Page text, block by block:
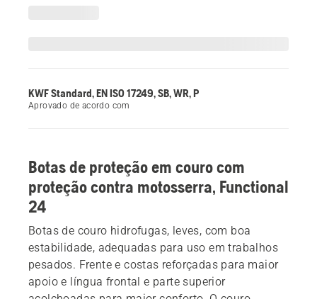
KWF Standard, EN ISO 17249, SB, WR, P
Aprovado de acordo com
Botas de proteção em couro com
proteção contra motosserra, Functional
24
Botas de couro hidrofugas, leves, com boa
estabilidade, adequadas para uso em trabalhos
pesados. Frente e costas reforçadas para maior
apoio e língua frontal e parte superior